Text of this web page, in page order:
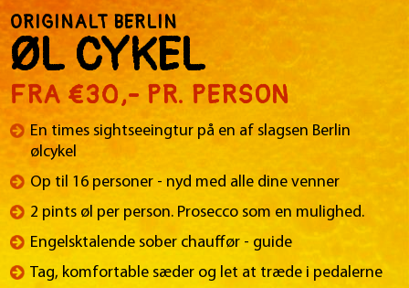
ORIGINALT BERLIN
ØL CYKEL
FRA €30,- PR. PERSON
En times sightseeingtur på en af ​​slagsen Berlin
ølcykel
Op til 16 personer - nyd med alle dine venner
2 pints øl per person. Prosecco som en mulighed.
Engelsktalende sober chauffør - guide
Tag, komfortable sæder og let at træde i pedalerne